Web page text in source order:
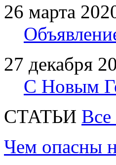
26 марта
27 декабря
С Новым
CТАТЬИ Все
Чем опасны